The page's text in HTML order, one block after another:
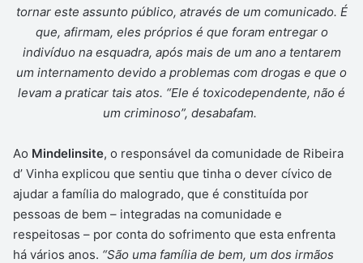
tornar este assunto público, através de um comunicado. É
que, afirmam, eles próprios é que foram entregar o
indivíduo na esquadra, após mais de um ano a tentarem
um internamento devido a problemas com drogas e que o
levam a praticar tais atos. “Ele é toxicodependente, não é
um criminoso”, desabafam.
Ao Mindelinsite, o responsável da comunidade de Ribeira
d’ Vinha explicou que sentiu que tinha o dever cívico de
ajudar a família do malogrado, que é constituída por
pessoas de bem – integradas na comunidade e
respeitosas – por conta do sofrimento que esta enfrenta
há vários anos. “São uma família de bem, um dos irmãos